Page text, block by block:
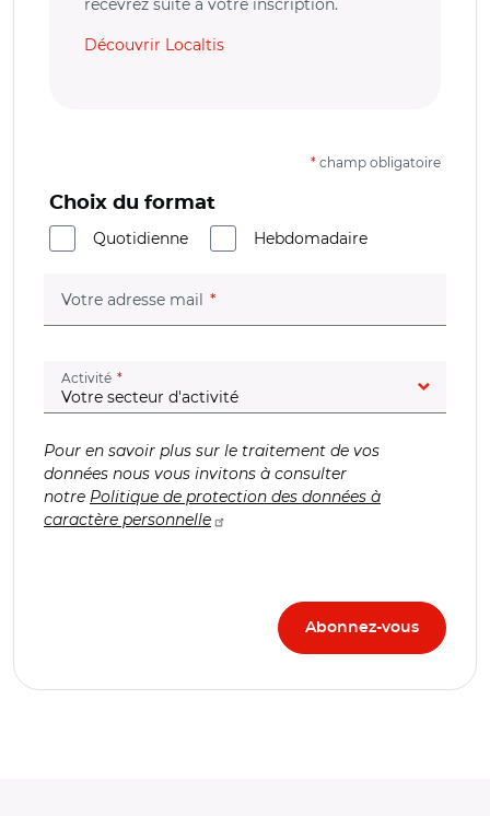
recevrez suite à votre inscription.
Découvrir Localtis
* champ obligatoire
Choix du format
Quotidienne
Hebdomadaire
Votre adresse mail (champ obligatoire)
Activité (champ obligatoire)
Pour en savoir plus sur le traitement de vos
données nous vous invitons à consulter
notre Politique de protection des données à
caractère personnelle